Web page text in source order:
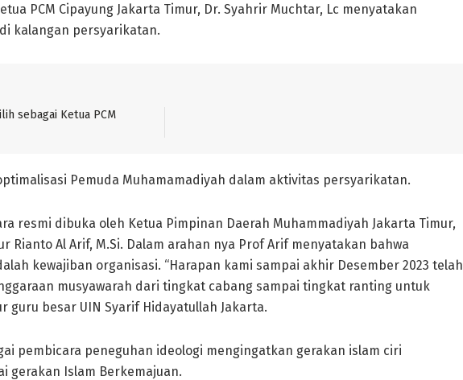
PCM Cipayung Jakarta Timur, Dr. Syahrir Muchtar, Lc menyatakan
kalangan persyarikatan.
sebagai Ketua PCM
Pemuda Muhamamadiyah dalam aktivitas persyarikatan.
resmi dibuka oleh Ketua Pimpinan Daerah Muhammadiyah Jakarta Timur,
Rianto Al Arif, M.Si. Dalam arahan nya Prof Arif menyatakan bahwa
kewajiban organisasi. “Harapan kami sampai akhir Desember 2023 telah
musyawarah dari tingkat cabang sampai tingkat ranting untuk
guru besar UIN Syarif Hidayatullah Jakarta.
pembicara peneguhan ideologi mengingatkan gerakan islam ciri
gerakan Islam Berkemajuan.